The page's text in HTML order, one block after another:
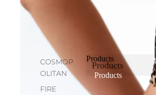
COSMOP
OLITAN
FIRE
Products
Products
Products